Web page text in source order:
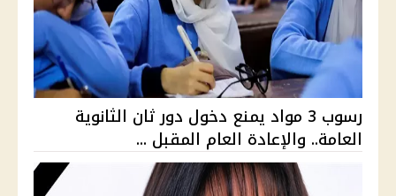
رسوب 3 مواد يمنع دخول دور ثان الثانوية
العامة.. والإعادة العام المقبل ...